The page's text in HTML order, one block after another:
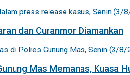
dan Curanmor Diamankan
Mas Memanas, Kuasa